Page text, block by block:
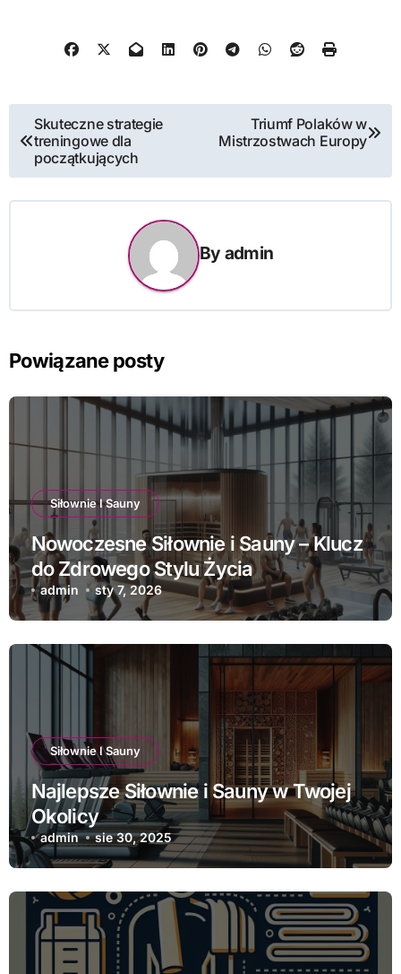
Nawigacja
wpisu
Skuteczne strategie
treningowe dla
początkujących
Triumf Polaków w
Mistrzostwach Europy
By admin
Powiązane posty
Siłownie I Sauny
Nowoczesne Siłownie i Sauny – Klucz
do Zdrowego Stylu Życia
admin sty 7, 2026
Siłownie I Sauny
Najlepsze Siłownie i Sauny w Twojej
Okolicy
admin sie 30, 2025